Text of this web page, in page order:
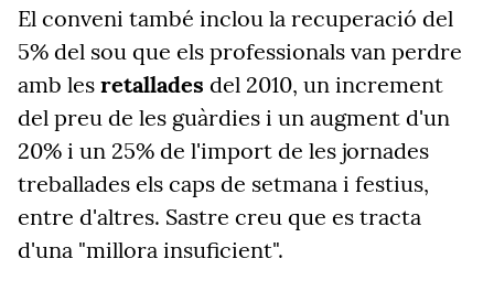
El conveni també inclou la recuperació del
5% del sou que els professionals van perdre
amb les retallades del 2010, un increment
del preu de les guàrdies i un augment d'un
20% i un 25% de l'import de les jornades
treballades els caps de setmana i festius,
entre d'altres. Sastre creu que es tracta
d'una "millora insuficient".